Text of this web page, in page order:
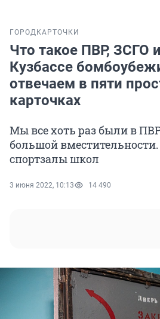
ГОРОД КАРТОЧКИ
Что такое ПВР, ЗСГО
Кузбассе
отвечаем в пяти
карточках
Мы все хоть раз были в
большой
спортзалы школ
3 июня 2022, 10:13 14 490